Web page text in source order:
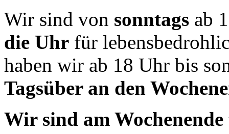
Wir sind von sonntags ab
die Uhr für
haben wir ab 18 Uhr bis
Tagsüber an den
Wir sind am